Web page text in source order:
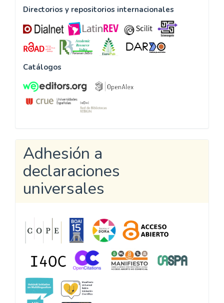
Directorios y repositorios internacionales
Catálogos
Adhesión a
declaraciones
universales